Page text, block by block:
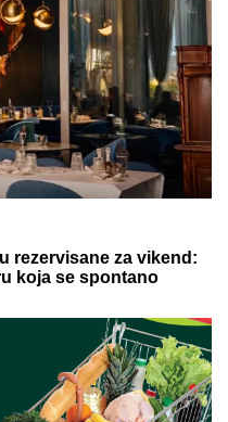
niko ne planira
замку
Заостру